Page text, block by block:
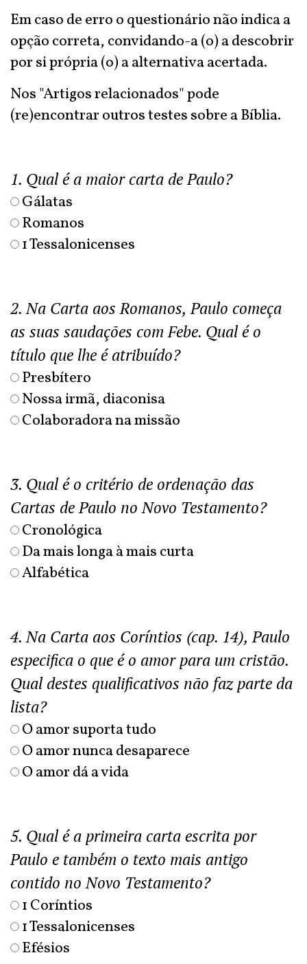
Em caso de erro o questionário não indica a
opção correta, convidando-a (o) a descobrir
por si própria (o) a alternativa acertada.
Nos "Artigos relacionados" pode
(re)encontrar outros testes sobre a Bíblia.
1. Qual é a maior carta de Paulo?
Gálatas
Romanos
1 Tessalonicenses
2. Na Carta aos Romanos, Paulo começa
as suas saudações com Febe. Qual é o
título que lhe é atribuído?
Presbítero
Nossa irmã, diaconisa
Colaboradora na missão
3. Qual é o critério de ordenação das
Cartas de Paulo no Novo Testamento?
Cronológica
Da mais longa à mais curta
Alfabética
4. Na Carta aos Coríntios (cap. 14), Paulo
especifica o que é o amor para um cristão.
Qual destes qualificativos não faz parte da
lista?
O amor suporta tudo
O amor nunca desaparece
O amor dá a vida
5. Qual é a primeira carta escrita por
Paulo e também o texto mais antigo
contido no Novo Testamento?
1 Coríntios
1 Tessalonicenses
Efésios